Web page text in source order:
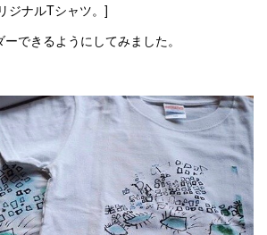
ジナルTシャツ。]
できるようにしてみました。